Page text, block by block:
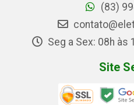
(83)
Seg a Sex: 08h às
Site